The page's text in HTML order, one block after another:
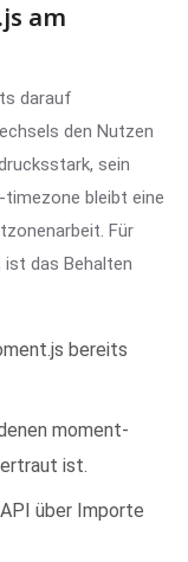
am
darauf
den Nutzen
sein
bleibt eine
Für
ist das Behalten
bereits
moment-
ist.
über Importe